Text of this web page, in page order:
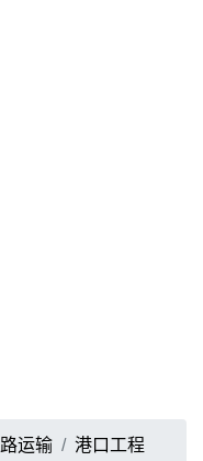
运输
港口工程